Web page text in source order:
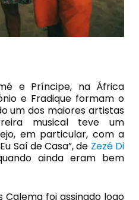
e Príncipe, na África
e Fradique formam o
um dos maiores artistas
musical teve um
em particular, com a
Saí de Casa”, de Zezé Di
ainda eram bem
foi assinado logo